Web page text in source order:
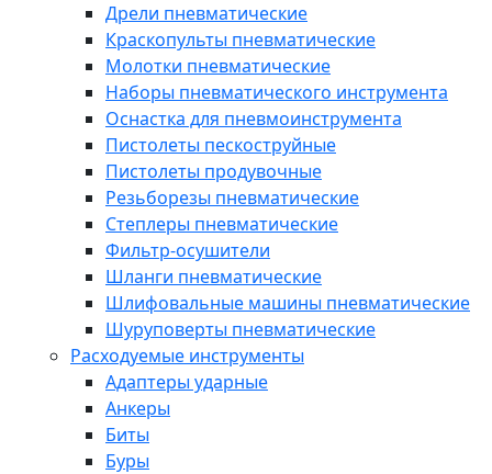
Дрели пневматические
Краскопульты пневматические
Молотки пневматические
Наборы пневматического инструмента
Оснастка для пневмоинструмента
Пистолеты пескоструйные
Пистолеты продувочные
Резьборезы пневматические
Степлеры пневматические
Фильтр-осушители
Шланги пневматические
Шлифовальные машины пневматические
Шуруповерты пневматические
Расходуемые инструменты
Адаптеры ударные
Анкеры
Биты
Буры